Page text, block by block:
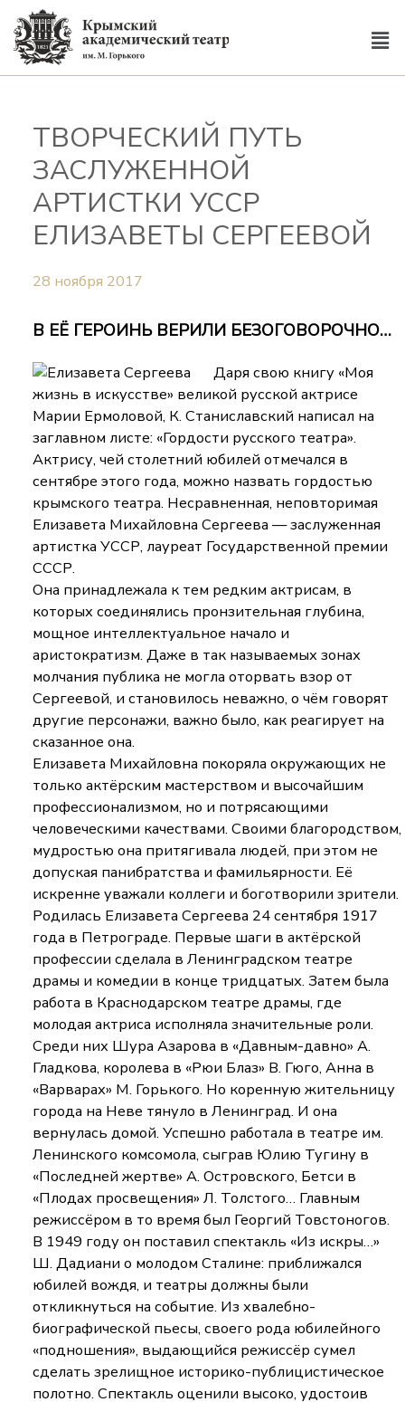
ТВОРЧЕСКИЙ ПУТЬ
ЗАСЛУЖЕННОЙ
АРТИСТКИ УССР
ЕЛИЗАВЕТЫ СЕРГЕЕВОЙ
28 ноября 2017
В ЕЁ ГЕРОИНЬ ВЕРИЛИ БЕЗОГОВОРОЧНО…
Даря свою книгу «Моя
жизнь в искусстве» великой русской актрисе
Марии Ермоловой, К. Станиславский написал на
заглавном листе: «Гордости русского театра».
Актрису, чей столетний юбилей отмечался в
сентябре этого года, можно назвать гордостью
крымского театра. Несравненная, неповторимая
Елизавета Михайловна Сергеева — заслуженная
артистка УССР, лауреат Государственной премии
СССР.
Она принадлежала к тем редким актрисам, в
которых соединялись пронзительная глубина,
мощное интеллектуальное начало и
аристократизм. Даже в так называемых зонах
молчания публика не могла оторвать взор от
Сергеевой, и становилось неважно, о чём говорят
другие персонажи, важно было, как реагирует на
сказанное она.
Елизавета Михайловна покоряла окружающих не
только актёрским мастерством и высочайшим
профессионализмом, но и потрясающими
человеческими качествами. Своими благородством,
мудростью она притягивала людей, при этом не
допуская панибратства и фамильярности. Её
искренне уважали коллеги и боготворили зрители.
Родилась Елизавета Сергеева 24 сентября 1917
года в Петрограде. Первые шаги в актёрской
профессии сделала в Ленинградском театре
драмы и комедии в конце тридцатых. Затем была
работа в Краснодарском театре драмы, где
молодая актриса исполняла значительные роли.
Среди них Шура Азарова в «Давным-давно» А.
Гладкова, королева в «Рюи Блаз» В. Гюго, Анна в
«Варварах» М. Горького. Но коренную жительницу
города на Неве тянуло в Ленинград. И она
вернулась домой. Успешно работала в театре им.
Ленинского комсомола, сыграв Юлию Тугину в
«Последней жертве» А. Островского, Бетси в
«Плодах просвещения» Л. Толстого… Главным
режиссёром в то время был Георгий Товстоногов.
В 1949 году он поставил спектакль «Из искры…»
Ш. Дадиани о молодом Сталине: приближался
юбилей вождя, и театры должны были
откликнуться на событие. Из хвалебно-
биографической пьесы, своего рода юбилейного
«подношения», выдающийся режиссёр сумел
сделать зрелищное историко-публицистическое
полотно. Спектакль оценили высоко, удостоив